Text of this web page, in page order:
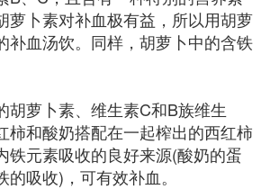
卜素对补血极有益，所以用胡萝
补血汤饮。同样，胡萝卜中的含铁
胡萝卜素、维生素C和B族维生
柿和酸奶搭配在一起榨出的西红柿
铁元素吸收的良好来源(酸奶的蛋
吸收)，可有效补血。